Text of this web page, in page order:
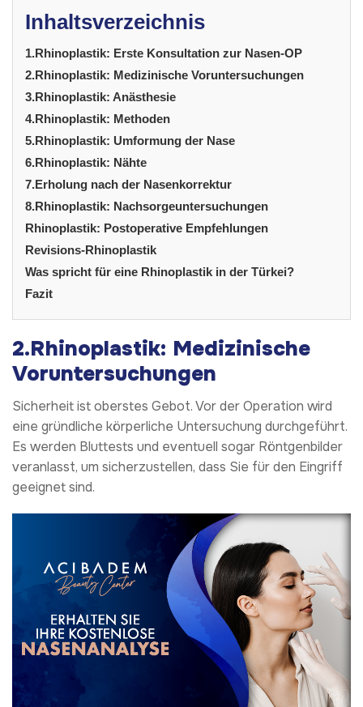
Inhaltsverzeichnis
1.Rhinoplastik: Erste Konsultation zur Nasen-OP
2.Rhinoplastik: Medizinische Voruntersuchungen
3.Rhinoplastik: Anästhesie
4.Rhinoplastik: Methoden
5.Rhinoplastik: Umformung der Nase
6.Rhinoplastik: Nähte
7.Erholung nach der Nasenkorrektur
8.Rhinoplastik: Nachsorgeuntersuchungen
Rhinoplastik: Postoperative Empfehlungen
Revisions-Rhinoplastik
Was spricht für eine Rhinoplastik in der Türkei?
Fazit
2.Rhinoplastik: Medizinische
Voruntersuchungen
Sicherheit ist oberstes Gebot. Vor der Operation wird
eine gründliche körperliche Untersuchung durchgeführt.
Es werden Bluttests und eventuell sogar Röntgenbilder
veranlasst, um sicherzustellen, dass Sie für den Eingriff
geeignet sind.